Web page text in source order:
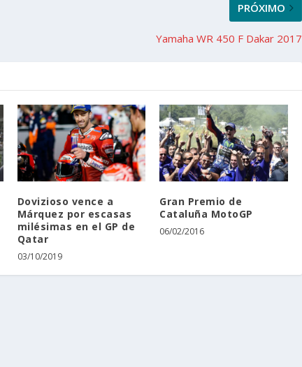
PRÓXIMO
Yamaha WR 450 F Dakar 2017
Dovizioso vence a
Márquez por escasas
milésimas en el GP de
Qatar
03/10/2019
Gran Premio de
Cataluña MotoGP
06/02/2016